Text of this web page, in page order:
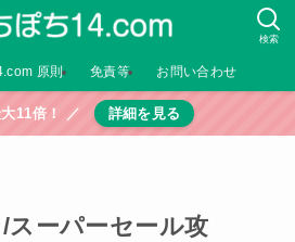
検索
原則 免責等 お問い合わせ
11倍！ ／ 詳細を見る
/スーパーセール攻